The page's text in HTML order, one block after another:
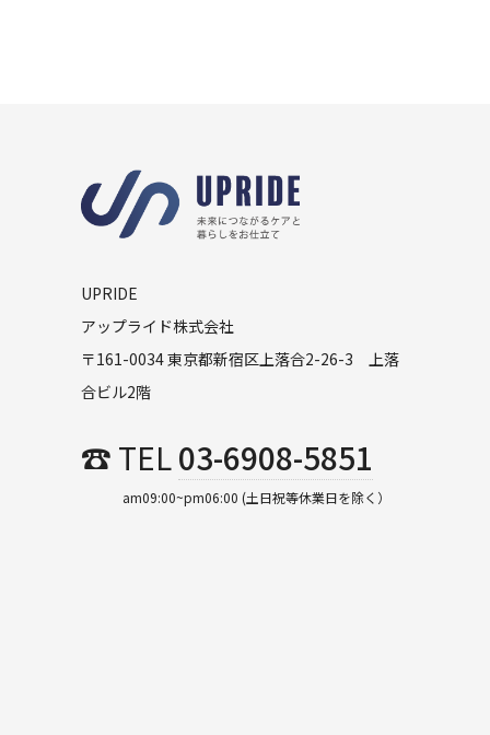
UPRIDE
アップライド株式会社
〒161-0034 東京都新宿区上落合2-26-3 上落
合ビル2階
☎ TEL03-6908-5851
am09:00~pm06:00 (土日祝等休業日を除く）